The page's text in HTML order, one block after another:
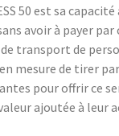
50 est sa
avoir à payer par
transport de
mesure de tirer
pour offrir ce
ajoutée à leur